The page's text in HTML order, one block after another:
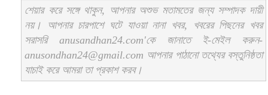
শেয়ার করে সঙ্গে থাকুন, আপনার অশুভ মতামতের জন্য সম্পাদক দায়ী
নয়। আপনার চারপাশে ঘটে যাওয়া নানা খবর, খবরের পিছনের খবর
সরাসরি anusandhan24.com'কে জানাতে ই-মেইল করুন-
anusondhan24@gmail.com আপনার পাঠানো তথ্যের বস্তুনিষ্ঠতা
যাচাই করে আমরা তা প্রকাশ করব।